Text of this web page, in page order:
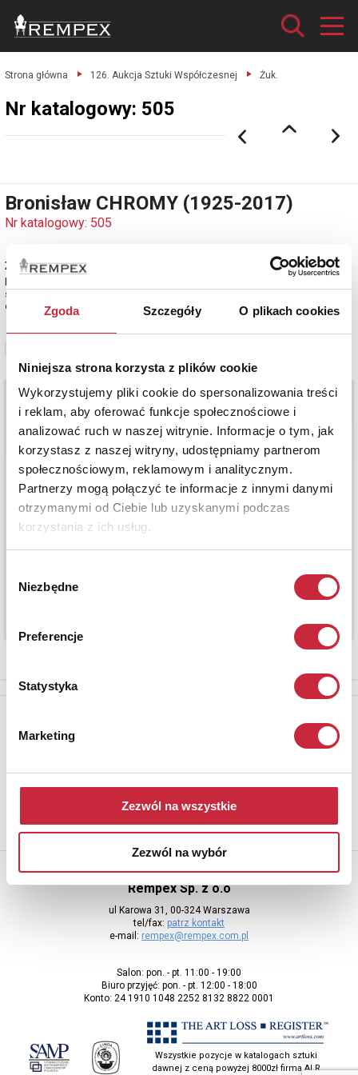
Zgoda Szczegóły O plikach cookies
Niniejsza strona korzysta z plików cookie
Wykorzystujemy pliki cookie do spersonalizowania treści
i reklam, aby oferować funkcje społecznościowe i
analizować ruch w naszej witrynie. Informacje o tym, jak
korzystasz z naszej witryny, udostępniamy partnerom
społecznościowym, reklamowym i analitycznym.
Partnerzy mogą połączyć te informacje z innymi danymi
otrzymanymi od Ciebie lub uzyskanymi podczas
korzystania z ich usług.
zgody
Niezbędne
Preferencje
Statystyka
Marketing
Zezwól na wszystkie
Zezwól na wybór
Strona główna 126. Aukcja Sztuki Współczesnej Żuk.
Nr katalogowy: 505
Bronisław CHROMY (1925-2017)
Nr katalogowy: 505
Żuk
sygn. na nóżce: BCHROMY.
estymacja: 2 000 - 2 500 zł
Aby otrzymywać informacje o nowych aukcjach, prosimy podać
Rempex Sp. z o.o
ul Karowa 31, 00-324 Warszawa
tel/fax: patrz kontakt
e-mail: rempex@rempex.com.pl
Salon: pon. - pt. 11:00 - 19:00
Biuro przyjęć: pon. - pt. 12:00 - 18:00
Konto: 24 1910 1048 2252 8132 8822 0001
Wszystkie pozycje w katalogach sztuki
dawnej z ceną powyżej 8000zł firma ALR